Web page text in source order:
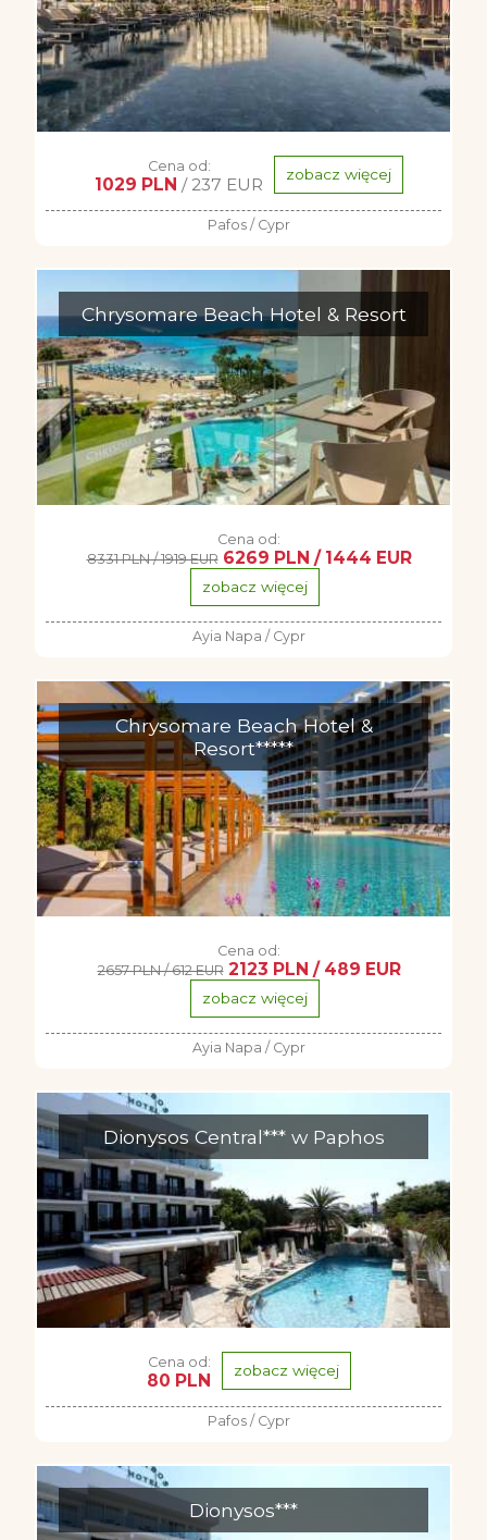
Cena od:
1029 PLN / 237 EUR zobacz więcej
Pafos / Cypr
Chrysomare Beach Hotel & Resort
Cena od:
8331 PLN / 1919 EUR 6269 PLN / 1444 EUR
zobacz więcej
Ayia Napa / Cypr
Chrysomare Beach Hotel &
Resort*****
Cena od:
2657 PLN / 612 EUR 2123 PLN / 489 EUR
zobacz więcej
Ayia Napa / Cypr
Dionysos Central*** w Paphos
Cena od:
80 PLN zobacz więcej
Pafos / Cypr
Dionysos***